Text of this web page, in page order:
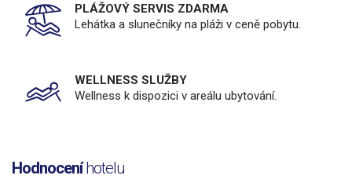
PLÁŽOVÝ SERVIS ZDARMA
Lehátka a slunečníky na pláži v ceně pobytu.
WELLNESS SLUŽBY
Wellness k dispozici v areálu ubytování.
Hodnoceníhotelu